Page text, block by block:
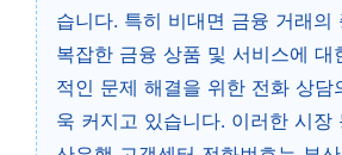
습니다. 특히 비대면 금융 거래의
복잡한 금융 상품 및 서비스에 대
적인 문제 해결을 위한 전화 상담
욱 커지고 있습니다. 이러한 시장